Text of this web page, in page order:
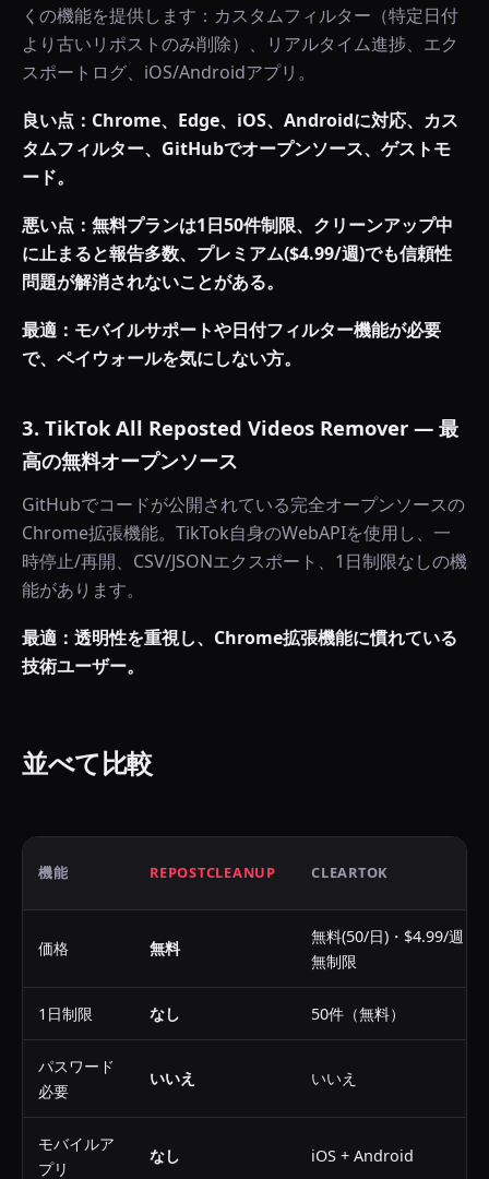
くの機能を提供します：カスタムフィルター（特定日付
より古いリポストのみ削除）、リアルタイム進捗、エク
スポートログ、iOS/Androidアプリ。
良い点：Chrome、Edge、iOS、Androidに対応、カス
タムフィルター、GitHubでオープンソース、ゲストモ
ード。
悪い点：無料プランは1日50件制限、クリーンアップ中
に止まると報告多数、プレミアム($4.99/週)でも信頼性
問題が解消されないことがある。
最適：モバイルサポートや日付フィルター機能が必要
で、ペイウォールを気にしない方。
3. TikTok All Reposted Videos Remover — 最
高の無料オープンソース
GitHubでコードが公開されている完全オープンソースの
Chrome拡張機能。TikTok自身のWebAPIを使用し、一
時停止/再開、CSV/JSONエクスポート、1日制限なしの機
能があります。
最適：透明性を重視し、Chrome拡張機能に慣れている
技術ユーザー。
並べて比較
機能 REPOSTCLEANUP CLEARTOK
価格 無料
無料(50/日)・$4.99/週
無制限
1日制限 なし 50件（無料）
パスワード
必要
いいえ いいえ
モバイルア
プリ
なし iOS + Android